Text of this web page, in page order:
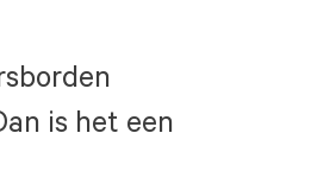
is het een